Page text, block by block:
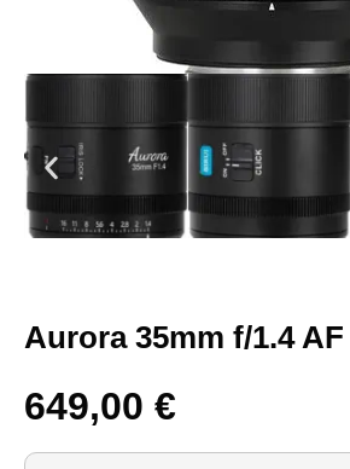
Aurora 35mm f/1.4
649,00 €